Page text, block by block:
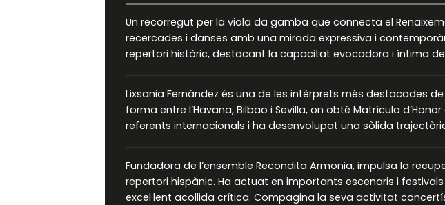
Un recorregut per la viola da gamba que connecta el
recercades i danses amb una mirada expressiva i
repertori històric, destacant la capacitat evocadora i íntima de
Lixsania Fernández és una de les intèrprets més destacades
forma entre l’Havana, Bilbao i Sevilla, on obté Matrícula
referents internacionals i ha desenvolupat una sòlida
Fundadora de l’ensemble Recondita Armonia, impulsa la
repertori hispànic. Ha actuat en importants escenaris i
excel·lent acollida crítica. Compagina la seva activitat